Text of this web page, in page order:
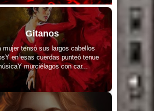
Gitanos
mujer tensó sus largos cabellos
en esas cuerdas punteó tenue
murciélagos con car...